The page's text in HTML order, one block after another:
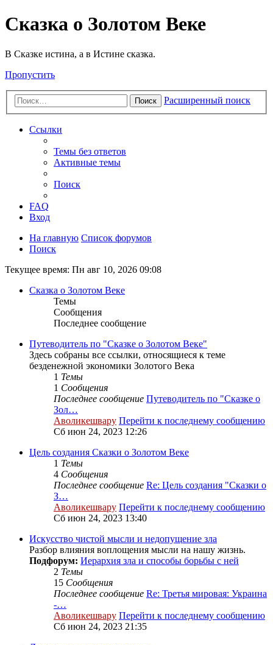
Сказка о Золотом Веке
В Сказке истина, а в Истине сказка.
Пропустить
Поиск Расширенный поиск
Ссылки
Темы без ответов
Активные темы
Поиск
FAQ
Вход
На главную Список форумов
Поиск
Текущее время: Пн авг 10, 2026 09:08
Сказка о Золотом Веке
Темы
Сообщения
Последнее сообщение
Путеводитель по "Сказке о Золотом Веке"
Здесь собраны все ссылки, относящиеся к теме
безденежной экономики Золотого Века
1 Темы
1 Сообщения
Последнее сообщение Путеводитель по "Сказке о
Зол…
Аволикешвару Перейти к последнему сообщению
Сб июн 24, 2023 12:26
Цель создания Сказки о Золотом Веке
1 Темы
4 Сообщения
Последнее сообщение Re: Цель создания "Сказки о
З…
Аволикешвару Перейти к последнему сообщению
Сб июн 24, 2023 13:40
Искусство чистой мысли и недопущение зла
Разбор влияния воплощения мысли на нашу жизнь.
Подфорум: Иерархия зла и способы борьбы с ней
2 Темы
15 Сообщения
Последнее сообщение Re: Третья мировая: Украина
-…
Аволикешвару Перейти к последнему сообщению
Сб июн 24, 2023 21:35